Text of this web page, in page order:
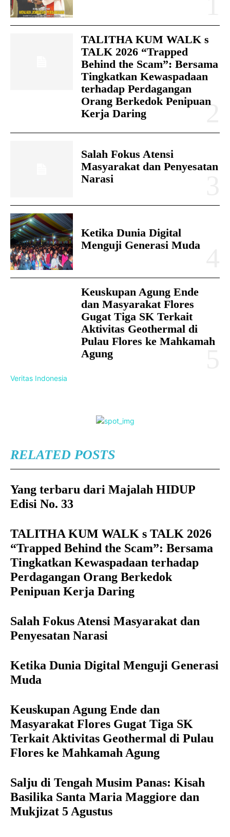
TALITHA KUM WALK s
TALK 2026 “Trapped
Behind the Scam”: Bersama
Tingkatkan Kewaspadaan
terhadap Perdagangan
Orang Berkedok Penipuan
Kerja Daring
Salah Fokus Atensi
Masyarakat dan Penyesatan
Narasi
Ketika Dunia Digital
Menguji Generasi Muda
Keuskupan Agung Ende
dan Masyarakat Flores
Gugat Tiga SK Terkait
Aktivitas Geothermal di
Pulau Flores ke Mahkamah
Agung
Veritas Indonesia
RELATED POSTS
Yang terbaru dari Majalah HIDUP
Edisi No. 33
TALITHA KUM WALK s TALK 2026
“Trapped Behind the Scam”: Bersama
Tingkatkan Kewaspadaan terhadap
Perdagangan Orang Berkedok
Penipuan Kerja Daring
Salah Fokus Atensi Masyarakat dan
Penyesatan Narasi
Ketika Dunia Digital Menguji Generasi
Muda
Keuskupan Agung Ende dan
Masyarakat Flores Gugat Tiga SK
Terkait Aktivitas Geothermal di Pulau
Flores ke Mahkamah Agung
Salju di Tengah Musim Panas: Kisah
Basilika Santa Maria Maggiore dan
Mukjizat 5 Agustus